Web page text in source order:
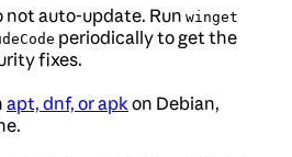
auto-update. Run winget
periodically to get the
fixes.
apt, dnf, or apkon Debian,